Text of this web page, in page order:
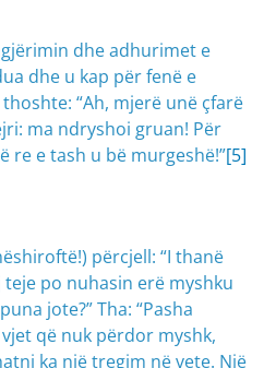
dhe adhurimet e
dhe u kap për fenë e
“Ah, mjerë unë çfarë
ma ndryshoi gruan! Për
re e tash u bë murgeshë!”[5]
përcjell: “I thanë
teje po nuhasin erë myshku
jote?” Tha: “Pasha
që nuk përdor myshk,
ka një tregim në vete. Një